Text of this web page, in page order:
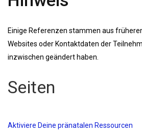
Einige Referenzen stammen aus
Websites oder Kontaktdaten der
inzwischen geändert haben.
Seiten
Aktiviere Deine pränatalen Ressourcen